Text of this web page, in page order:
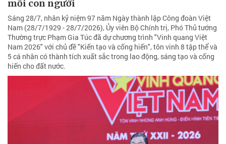
mỗi con người
Sáng 28/7, nhân kỷ niệm 97 năm Ngày thành lập Công đoàn Việt
Nam (28/7/1929 - 28/7/2026), Ủy viên Bộ Chính trị, Phó Thủ tướng
Thường trực Phạm Gia Túc đã dự chương trình "Vinh quang Việt
Nam 2026" với chủ đề "Kiến tạo và cống hiến", tôn vinh 8 tập thể và
5 cá nhân có thành tích xuất sắc trong lao động, sáng tạo và cống
hiến cho đất nước.